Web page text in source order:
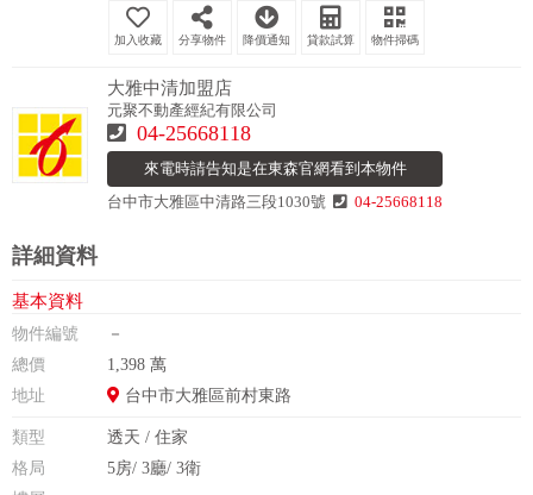
分享物件 降價通知 貸款試算 物件掃碼
大雅中清加盟店
元聚不動產經紀有限公司
04-25668118
來電時請告知是在東森官網看到本物件
台中市大雅區中清路三段1030號
04-25668118
詳細資料
基本資料
物件編號
－
總價
1,398 萬
地址
台中市大雅區前村東路
類型
透天 / 住家
格局
5房/ 3廳/ 3衛